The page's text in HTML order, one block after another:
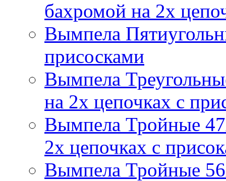
бахромой на 2х
Вымпела
присосками
Вымпела
на 2х цепочках с
Вымпела Тройные
2х цепочках с
Вымпела Тройные